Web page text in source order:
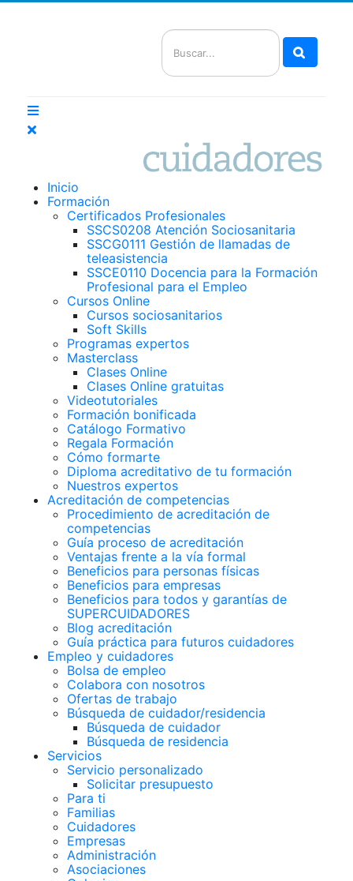
Inicio
Formación
Certificados Profesionales
SSCS0208 Atención Sociosanitaria
SSCG0111 Gestión de llamadas de
teleasistencia
SSCE0110 Docencia para la Formación
Profesional para el Empleo
Cursos Online
Cursos sociosanitarios
Soft Skills
Programas expertos
Masterclass
Clases Online
Clases Online gratuitas
Videotutoriales
Formación bonificada
Catálogo Formativo
Regala Formación
Cómo formarte
Diploma acreditativo de tu formación
Nuestros expertos
Acreditación de competencias
Procedimiento de acreditación de
competencias
Guía proceso de acreditación
Ventajas frente a la vía formal
Beneficios para personas físicas
Beneficios para empresas
Beneficios para todos y garantías de
SUPERCUIDADORES
Blog acreditación
Guía práctica para futuros cuidadores
Empleo y cuidadores
Bolsa de empleo
Colabora con nosotros
Ofertas de trabajo
Búsqueda de cuidador/residencia
Búsqueda de cuidador
Búsqueda de residencia
Servicios
Servicio personalizado
Solicitar presupuesto
Para ti
Familias
Cuidadores
Empresas
Administración
Asociaciones